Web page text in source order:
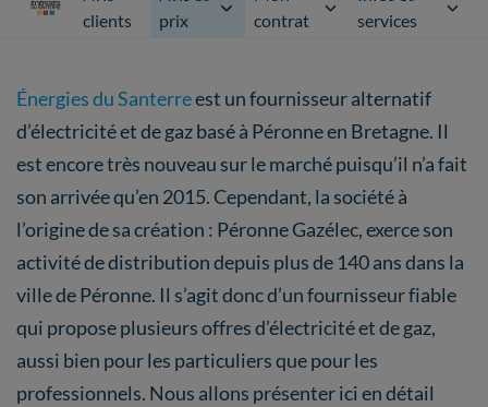
clients
prix
contrat
services
Énergies du Santerreest un fournisseur alternatif
d’électricité et de gaz basé à Péronne en Bretagne. Il
est encore très nouveau sur le marché puisqu’il n’a fait
son arrivée qu’en 2015. Cependant, la société à
l’origine de sa création : Péronne Gazélec, exerce son
activité de distribution depuis plus de 140 ans dans la
ville de Péronne. Il s’agit donc d’un fournisseur fiable
qui propose plusieurs offres d’électricité et de gaz,
aussi bien pour les particuliers que pour les
professionnels. Nous allons présenter ici en détail